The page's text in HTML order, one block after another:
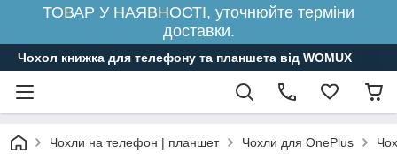
ТОВАР У НАЯВНОСТІ, уточнюйте терміни
доставки.
Чохол книжка для телефону та планшета від WOMUX
Чохли на телефон | планшет Чохли для OnePlus